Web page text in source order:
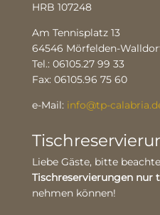
HRB 107248
Am Tennisplatz 13
64546 Mörfelden-
Tel.: 06105.27 99 33
Fax: 06105.96 75 60
e-Mail: info@tp-
Liebe Gäste, bitte
Tischreservierungen nur
nehmen können!